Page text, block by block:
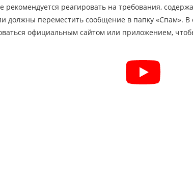
рекомендуется реагировать на требования,
должны переместить сообщение в папку «Спам».
официальным сайтом или приложением,